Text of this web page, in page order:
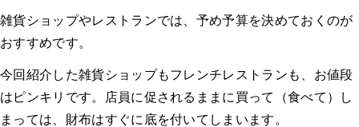
雑貨ショップやレストランでは、予め予算を決めておくのが
おすすめです。
今回紹介した雑貨ショップもフレンチレストランも、お値段
はピンキリです。店員に促されるままに買って（食べて）し
まっては、財布はすぐに底を付いてしまいます。